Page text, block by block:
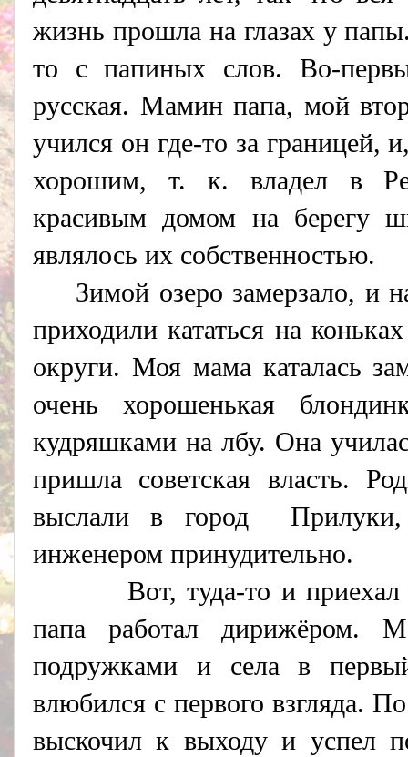
жизнь прошла на глазах у
то с папиных слов. Во-
русская. Мамин папа, мой
учился он где-то за границей,
хорошим, т. к. владел в
красивым домом на берегу
являлось их собственностью.
Зимой озеро замерзало, и
приходили кататься на
округи. Моя мама каталась
очень хорошенькая
кудряшками на лбу. Она
пришла советская власть.
выслали в город
инженером принудительно.
Вот, туда-то и приехал на
папа работал дирижёром.
подружками и села в
влюбился с первого взгляда.
выскочил к выходу и успел